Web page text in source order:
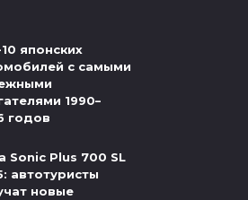
японских
с самыми
1990–
годов
Sonic Plus 700 SL
автотуристы
новые